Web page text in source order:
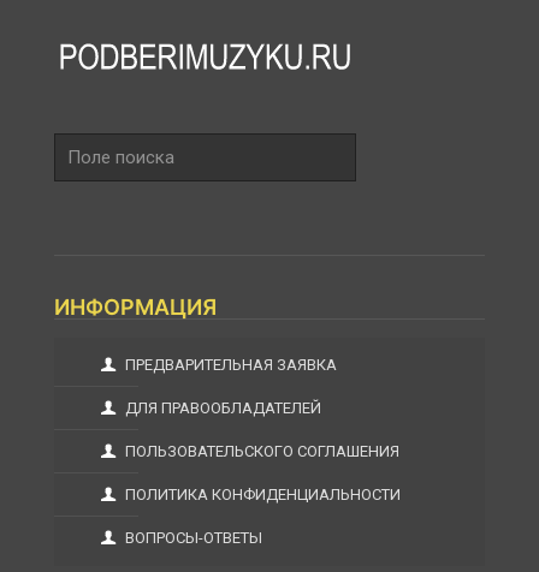
поиска
ИНФОРМАЦИЯ
ПРЕДВАРИТЕЛЬНАЯ ЗАЯВКА
ДЛЯ ПРАВООБЛАДАТЕЛЕЙ
ПОЛЬЗОВАТЕЛЬСКОГО СОГЛАШЕНИЯ
ПОЛИТИКА КОНФИДЕНЦИАЛЬНОСТИ
ВОПРОСЫ-ОТВЕТЫ